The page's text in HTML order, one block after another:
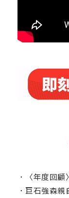
．
〈年度回
． 巨石強森親自點